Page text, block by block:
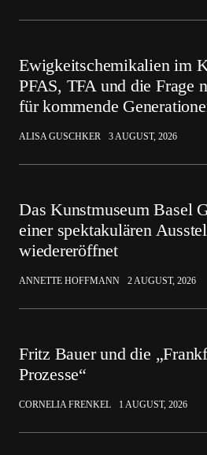
Ewigkeitschemikalien im
PFAS, TFA und die Frage
für kommende
ALISA GUSCHKER 3 AUGUST, 2026
Das Kunstmuseum Basel
einer spektakulären
wiedereröffnet
ANNETTE HOFFMANN 2 AUGUST, 2026
Fritz Bauer und die
Prozesse“
CORNELIA FRENKEL 1 AUGUST, 2026